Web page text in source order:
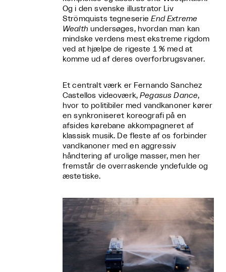
Og i den svenske illustrator Liv
Strömquists tegneserieEnd Extreme
Wealth undersøges, hvordan man kan
mindske verdens mest ekstreme rigdom
ved at hjælpe de rigeste 1 % med at
komme ud af deres overforbrugsvaner.
Et centralt værk er Fernando Sanchez
Castellos videoværk,Pegasus Dance,
hvor to politibiler med vandkanoner kører
en synkroniseret koreografi på en
afsides kørebane akkompagneret af
klassisk musik. De fleste af os forbinder
vandkanoner med en aggressiv
håndtering af urolige masser, men her
fremstår de overraskende yndefulde og
æstetiske.